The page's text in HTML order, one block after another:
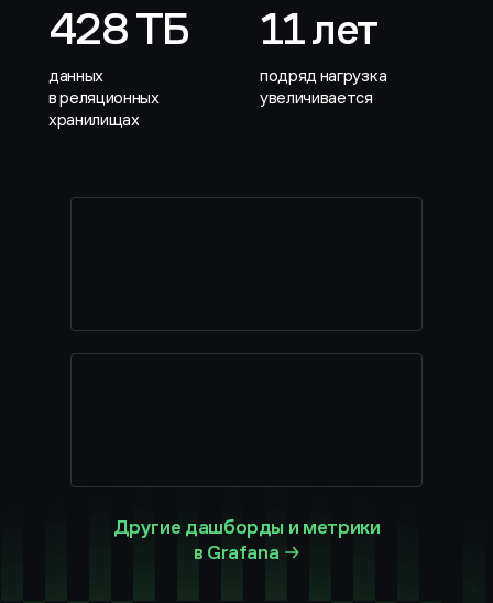
428 ТБ
данных
в реляционных
хранилищах
11 лет
подряд нагрузка
увеличивается
Другие дашборды и метрики
в Grafana